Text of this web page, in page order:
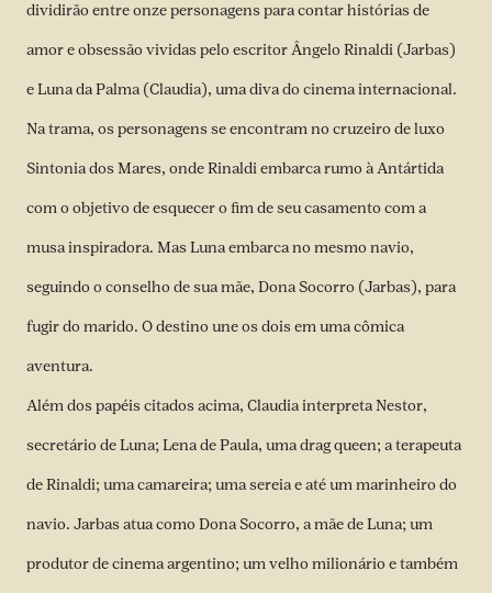
dividirão entre onze personagens para contar histórias de
amor e obsessão vividas pelo escritor Ângelo Rinaldi (Jarbas)
e Luna da Palma (Claudia), uma diva do cinema internacional.
Na trama, os personagens se encontram no cruzeiro de luxo
Sintonia dos Mares, onde Rinaldi embarca rumo à Antártida
com o objetivo de esquecer o fim de seu casamento com a
musa inspiradora. Mas Luna embarca no mesmo navio,
seguindo o conselho de sua mãe, Dona Socorro (Jarbas), para
fugir do marido. O destino une os dois em uma cômica
aventura.
Além dos papéis citados acima, Claudia interpreta Nestor,
secretário de Luna; Lena de Paula, uma drag queen; a terapeuta
de Rinaldi; uma camareira; uma sereia e até um marinheiro do
navio. Jarbas atua como Dona Socorro, a mãe de Luna; um
produtor de cinema argentino; um velho milionário e também